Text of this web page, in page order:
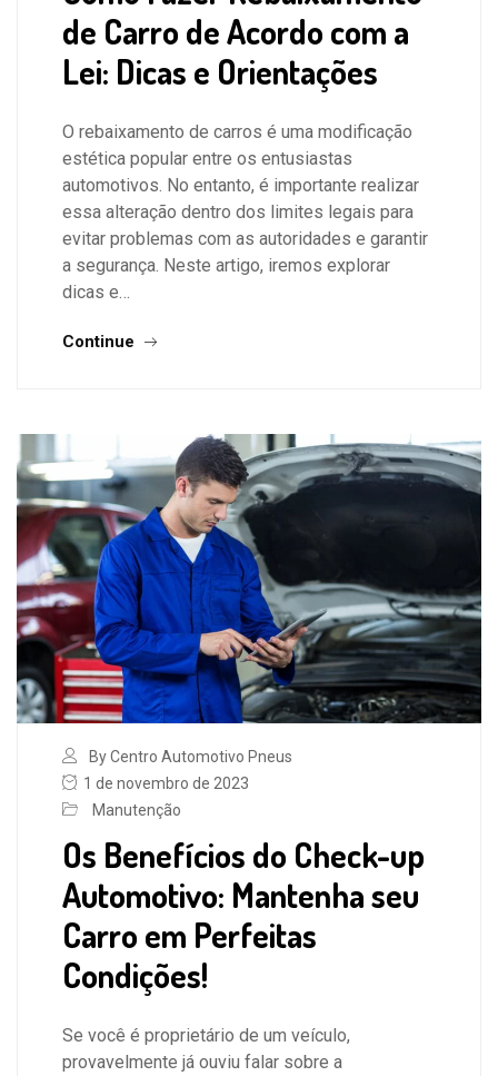
de Carro de Acordo com a
Lei: Dicas e Orientações
O rebaixamento de carros é uma modificação
estética popular entre os entusiastas
automotivos. No entanto, é importante realizar
essa alteração dentro dos limites legais para
evitar problemas com as autoridades e garantir
a segurança. Neste artigo, iremos explorar
dicas e…
Continue
By Centro Automotivo Pneus
1 de novembro de 2023
Manutenção
Os Benefícios do Check-up
Automotivo: Mantenha seu
Carro em Perfeitas
Condições!
Se você é proprietário de um veículo,
provavelmente já ouviu falar sobre a